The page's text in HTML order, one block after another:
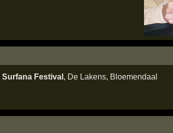
Surfana Festival , De Lakens, Bloemendaal